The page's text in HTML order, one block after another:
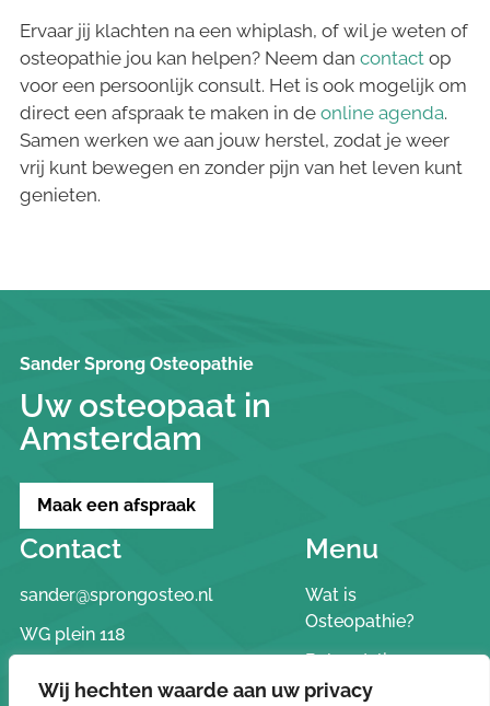
Wij hechten waarde aan uw privacy
Ervaar jij klachten na een whiplash, of wil je weten of
osteopathie jou kan helpen? Neem dan contact op
voor een persoonlijk consult. Het is ook mogelijk om
direct een afspraak te maken in de online agenda.
Samen werken we aan jouw herstel, zodat je weer
vrij kunt bewegen en zonder pijn van het leven kunt
genieten.
Sander Sprong Osteopathie
Uw osteopaat in
Amsterdam
Maak een afspraak
Contact
sander@sprongosteo.nl
WG plein 118
Menu
Wat is
Osteopathie?
Behandelingen
Sander Sprong